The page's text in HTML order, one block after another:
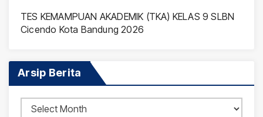
TES KEMAMPUAN AKADEMIK (TKA) KELAS 9 SLBN
Cicendo Kota Bandung 2026
Arsip Berita
Arsip